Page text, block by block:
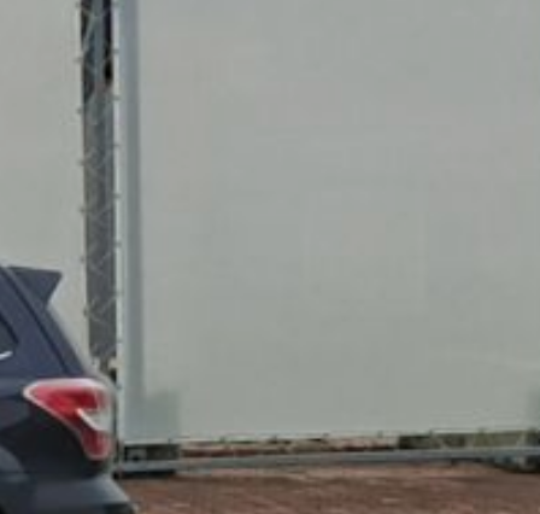
и гидроножницами
Специалист отмечают,
что снос верхних этажей
— самый сложный этап,
так как работы
на большой высоте
с тяжелым
оборудованием
необходимо проводить
Напомним, по поручению
губернатора региона
Дмитрия Демешина,
новое здание театра
будет возведено
на прежнем месте. А
для этого необходимо
подготовить площадку
до минусового уровня.
В ТЕМУ:
Дело о пожаре:
с момента трагедии